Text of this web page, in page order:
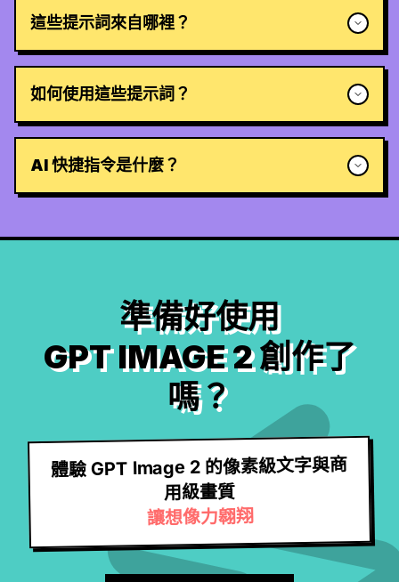
這些提示詞來自哪裡？
如何使用這些提示詞？
AI 快捷指令是什麼？
準備好使用
GPT IMAGE 2 創作了
嗎？
體驗 GPT Image 2 的像素級文字與商
用級畫質
讓想像力翱翔